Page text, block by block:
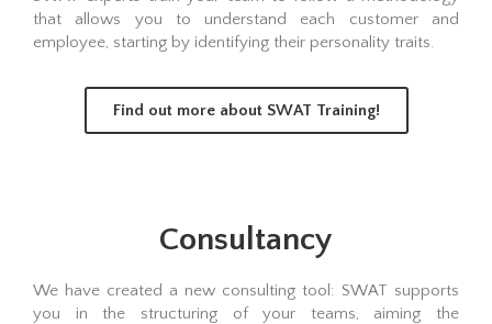
that allows you to understand each customer and
employee, starting by identifying their personality traits.
Find out more about SWAT Training!
Consultancy
We have created a new consulting tool: SWAT supports
you in the structuring of your teams, aiming the